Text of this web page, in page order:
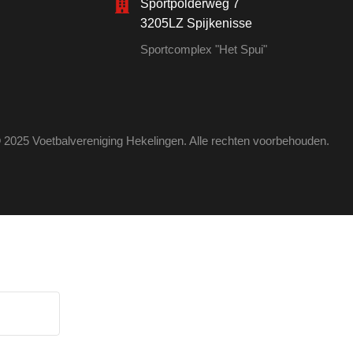
Sportpolderweg 7
3205LZ Spijkenisse
Sportcomplex "Het Spui"
Voetbalvereniging Hekelingen. Alle rechten voorbehouden.